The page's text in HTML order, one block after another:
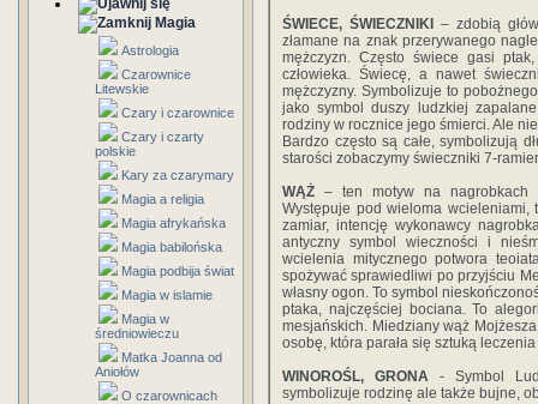
Magia
Astrologia
Czarownice
Litewskie
Czary i czarownice
Czary i czarty
polskie
Kary za czarymary
Magia a religia
Magia afrykańska
Magia babilońska
Magia podbija świat
Magia w islamie
Magia w
średniowieczu
Matka Joanna od
Aniołów
O czarownicach
ŚWIECE, ŚWIECZNIKI – zdobią
złamane na znak przerywanego
mężczyzn. Często świece gasi
człowieka. Świecę, a nawet
mężczyzny. Symbolizuje to
jako symbol duszy ludzkiej
rodziny w rocznice jego śmierci. Ale
Bardzo często są całe, symbolizują
starości zobaczymy świeczniki 7-
WĄŻ – ten motyw na nagrobkach
Występuje pod wieloma
zamiar, intencję wykonawcy
antyczny symbol wieczności i
wcielenia mitycznego potwora
spożywać sprawiedliwi po przyjściu
własny ogon. To symbol
ptaka, najczęściej bociana. To
mesjańskich. Miedziany wąż
osobę, która parała się sztuką
WINOROŚL, GRONA- Symbol
symbolizuje rodzinę ale także bujne,